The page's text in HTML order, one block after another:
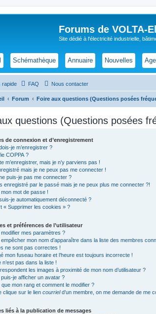
Forums de VOLTA-
Site dédié à l'électricité industrielle,
Schémathèque Annuaire Nouvelles
rapide FAQ Nous contacter
Forum Foire aux questions (Questions posées
questions (Questions posées
de connexion et d’enregistrement
je m’enregistrer ?
COPPA ?
m’enregistrer, mais je n’y parviens pas !
mais je ne peux pas me connecter !
puis-je pas me connecter ?
enregistré par le passé mais je ne peux plus me connecter ?!
mon mot de passe !
je automatiquement déconnecté ?
« Supprimer les cookies » ?
et préférences de l’utilisateur
mes paramètres ?
mon nom d’apparaître dans la liste des membres
ne sont pas correctes !
mon fuseau horaire et l’heure est toujours incorrecte !
n’est pas dans la liste !
les images à proximité de mon nom d’utilisateur ?
je afficher un avatar ?
que mon rang et comment le modifier ?
clique sur le lien courrield’un membre, on me demande de me
liés à la publication de messages